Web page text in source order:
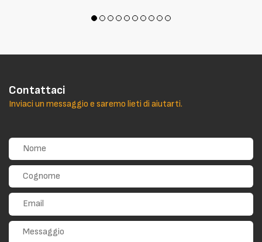
Contattaci
Inviaci un messaggio e saremo lieti di aiutarti.